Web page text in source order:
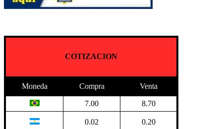
COTIZACION
Moneda Compra Venta
7.00 8.70
0.02 0.20